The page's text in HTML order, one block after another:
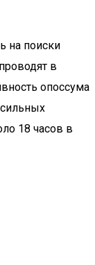
на поиски
в
опоссума
18 часов в